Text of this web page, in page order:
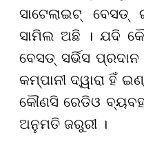
ସାଟେଲାଇଟ୍
ସାମିଲ ଅଛି । ଯଦି
ବେସଡ୍ ସର୍ଭିସ
କମ୍ପାନୀ ଦ୍ୱାରା ହିଁ
କୌଣସି ରେଡିଓ
ଅନୁମତି ଜରୁରୀ ।